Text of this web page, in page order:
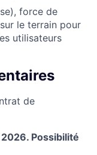
force de
le terrain pour
utilisateurs
de
Possibilité